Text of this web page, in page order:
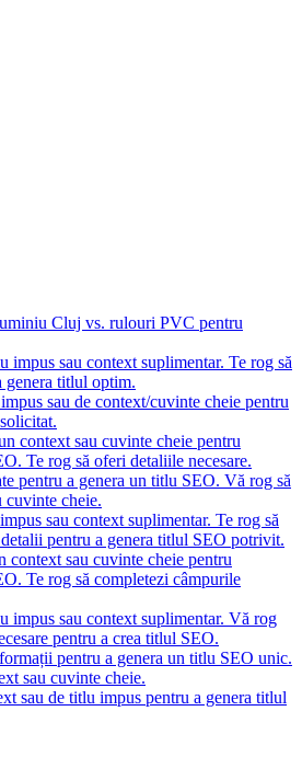
Cluj vs. rulouri PVC pentru
impus sau context suplimentar. Te rog să
genera titlul optim.
sau de context/cuvinte cheie pentru
context sau cuvinte cheie pentru
Te rog să oferi detaliile necesare.
pentru a genera un titlu SEO. Vă rog să
cuvinte cheie.
sau context suplimentar. Te rog să
pentru a genera titlul SEO potrivit.
context sau cuvinte cheie pentru
Te rog să completezi câmpurile
impus sau context suplimentar. Vă rog
pentru a crea titlul SEO.
pentru a genera un titlu SEO unic.
sau cuvinte cheie.
sau de titlu impus pentru a genera titlul